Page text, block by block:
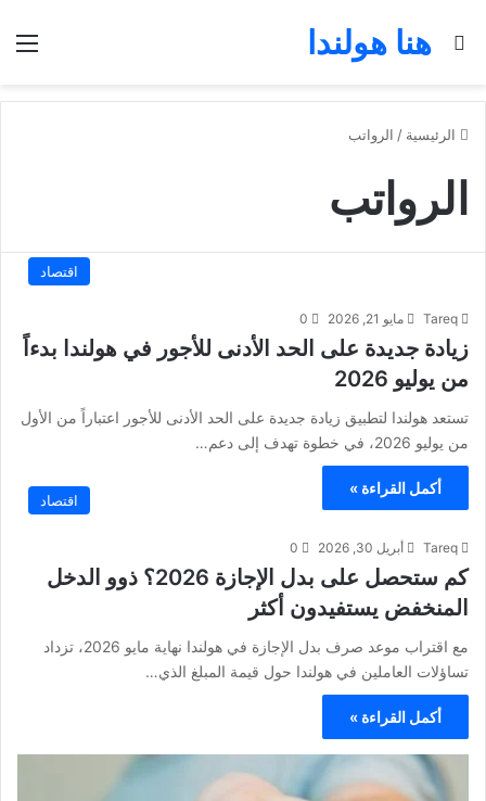
هنا هولندا
بحث عن
الرئيسية / الرواتب
الرواتب
اقتصاد
Tareq مايو 21, 2026 0
زيادة جديدة على الحد الأدنى للأجور في هولندا بدءاً
من يوليو 2026
تستعد هولندا لتطبيق زيادة جديدة على الحد الأدنى للأجور اعتباراً من الأول
من يوليو 2026، في خطوة تهدف إلى دعم…
أكمل القراءة »
اقتصاد
Tareq أبريل 30, 2026 0
كم ستحصل على بدل الإجازة 2026؟ ذوو الدخل
المنخفض يستفيدون أكثر
مع اقتراب موعد صرف بدل الإجازة في هولندا نهاية مايو 2026، تزداد
تساؤلات العاملين في هولندا حول قيمة المبلغ الذي…
أكمل القراءة »